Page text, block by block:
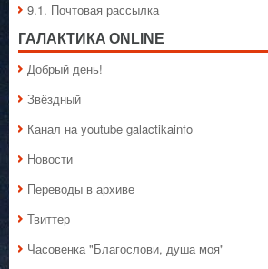
9.1. Почтовая рассылка
ГАЛАКТИКA ONLINE
Добрый день!
Звёздный
Канал на youtube galactikainfo
Новости
Переводы в архиве
Твиттер
Часовенка "Благослови, душа моя"